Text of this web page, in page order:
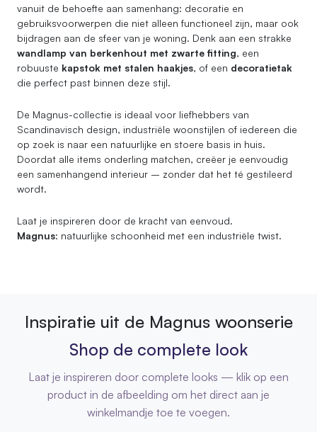
vanuit de behoefte aan samenhang: decoratie en
gebruiksvoorwerpen die niet alleen functioneel zijn, maar ook
bijdragen aan de sfeer van je woning. Denk aan een strakke
wandlamp van berkenhout met zwarte fitting, een
robuuste kapstok met stalen haakjes, of een decoratietak
die perfect past binnen deze stijl.
De Magnus-collectie is ideaal voor liefhebbers van
Scandinavisch design, industriële woonstijlen of iedereen die
op zoek is naar een natuurlijke en stoere basis in huis.
Doordat alle items onderling matchen, creëer je eenvoudig
een samenhangend interieur – zonder dat het té gestileerd
wordt.
Laat je inspireren door de kracht van eenvoud.
Magnus: natuurlijke schoonheid met een industriële twist.
Inspiratie uit de Magnus woonserie
Shop de complete look
Laat je inspireren door complete looks — klik op een
product in de afbeelding om het direct aan je
winkelmandje toe te voegen.